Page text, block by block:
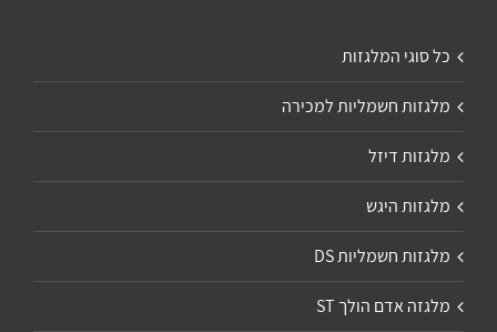
כל סוגי המלגזות
מלגזות חשמליות למכירה
מלגזות דיזל
מלגזות היגש
מלגזות חשמליות DS
מלגזה אדם הולך ST